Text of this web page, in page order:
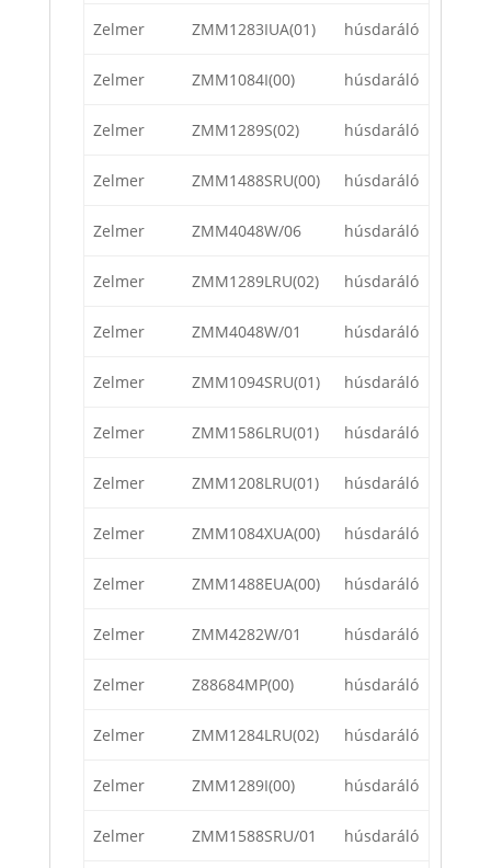
Zelmer ZMM1283IUA(01) húsdaráló
Zelmer ZMM1084I(00) húsdaráló
Zelmer ZMM1289S(02) húsdaráló
Zelmer ZMM1488SRU(00) húsdaráló
Zelmer ZMM4048W/06 húsdaráló
Zelmer ZMM1289LRU(02) húsdaráló
Zelmer ZMM4048W/01 húsdaráló
Zelmer ZMM1094SRU(01) húsdaráló
Zelmer ZMM1586LRU(01) húsdaráló
Zelmer ZMM1208LRU(01) húsdaráló
Zelmer ZMM1084XUA(00) húsdaráló
Zelmer ZMM1488EUA(00) húsdaráló
Zelmer ZMM4282W/01 húsdaráló
Zelmer Z88684MP(00) húsdaráló
Zelmer ZMM1284LRU(02) húsdaráló
Zelmer ZMM1289I(00) húsdaráló
Zelmer ZMM1588SRU/01 húsdaráló